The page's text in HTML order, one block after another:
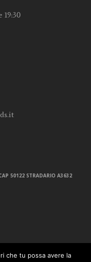
50122 STRADARIO A3632
che tu possa avere la